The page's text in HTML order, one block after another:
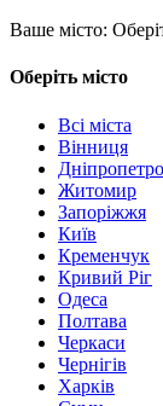
Ваше місто:
Оберіть місто
Всі міста
Вінниця
Житомир
Запоріжжя
Київ
Кременчук
Кривий Ріг
Одеса
Полтава
Черкаси
Чернігів
Харків